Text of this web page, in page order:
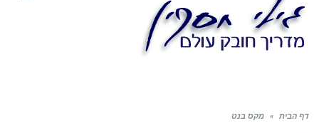
דף הבית » מקס בנט